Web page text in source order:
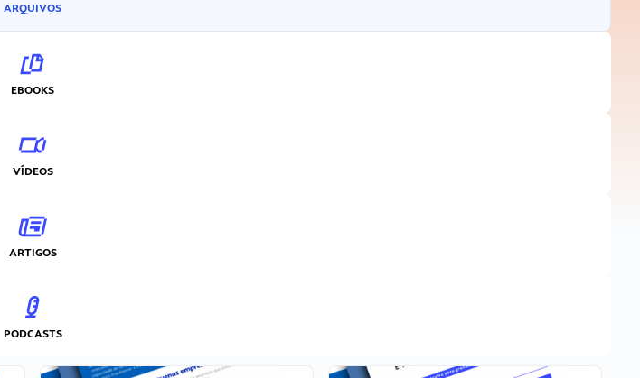
ARQUIVOS
EBOOKS
VÍDEOS
ARTIGOS
PODCASTS